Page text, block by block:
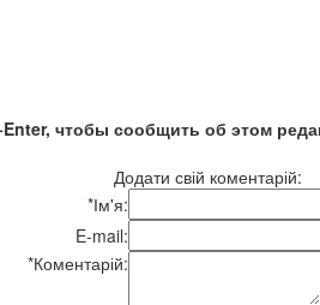
чтобы сообщить об этом
Додати свій коментарій:
*Ім'я:
E-mail:
*Коментарій: